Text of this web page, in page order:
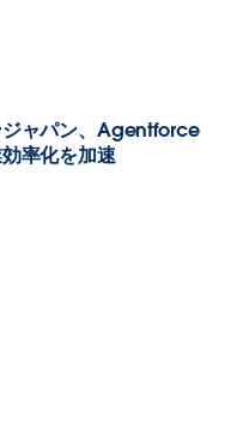
ャパン、Agentforce
率化を加速